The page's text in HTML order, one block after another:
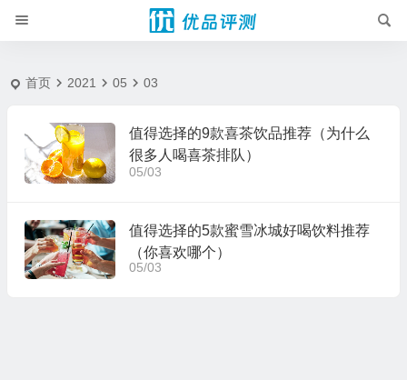
首页 2021 05 03
值得选择的9款喜茶饮品推荐（为什么
很多人喝喜茶排队）
05/03
值得选择的5款蜜雪冰城好喝饮料推荐
（你喜欢哪个）
05/03